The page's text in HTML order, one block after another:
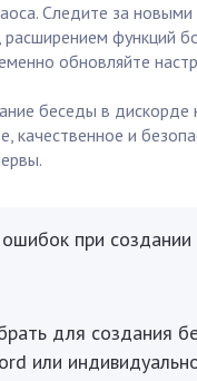
Следите за
расширением функций
обновляйте
беседы в дискорде
качественное и
при
для создания
или